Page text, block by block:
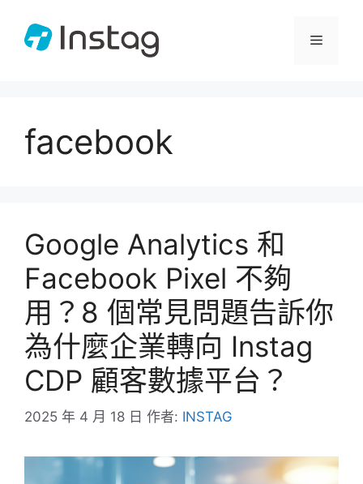
選
facebook
Google Analytics 和
Facebook Pixel 不夠
用？8 個常見問題告訴你
為什麼企業轉向 Instag
CDP 顧客數據平台？
2025 年 4 月 18 日 作者: INSTAG